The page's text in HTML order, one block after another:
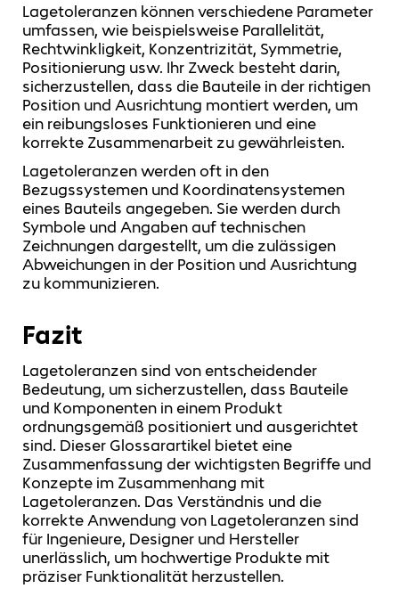
Lagetoleranzen können verschiedene Parameter
umfassen, wie beispielsweise Parallelität,
Rechtwinkligkeit, Konzentrizität, Symmetrie,
Positionierung usw. Ihr Zweck besteht darin,
sicherzustellen, dass die Bauteile in der richtigen
Position und Ausrichtung montiert werden, um
ein reibungsloses Funktionieren und eine
korrekte Zusammenarbeit zu gewährleisten.
Lagetoleranzen werden oft in den
Bezugssystemen und Koordinatensystemen
eines Bauteils angegeben. Sie werden durch
Symbole und Angaben auf technischen
Zeichnungen dargestellt, um die zulässigen
Abweichungen in der Position und Ausrichtung
zu kommunizieren.
Fazit
Lagetoleranzen sind von entscheidender
Bedeutung, um sicherzustellen, dass Bauteile
und Komponenten in einem Produkt
ordnungsgemäß positioniert und ausgerichtet
sind. Dieser Glossarartikel bietet eine
Zusammenfassung der wichtigsten Begriffe und
Konzepte im Zusammenhang mit
Lagetoleranzen. Das Verständnis und die
korrekte Anwendung von Lagetoleranzen sind
für Ingenieure, Designer und Hersteller
unerlässlich, um hochwertige Produkte mit
präziser Funktionalität herzustellen.